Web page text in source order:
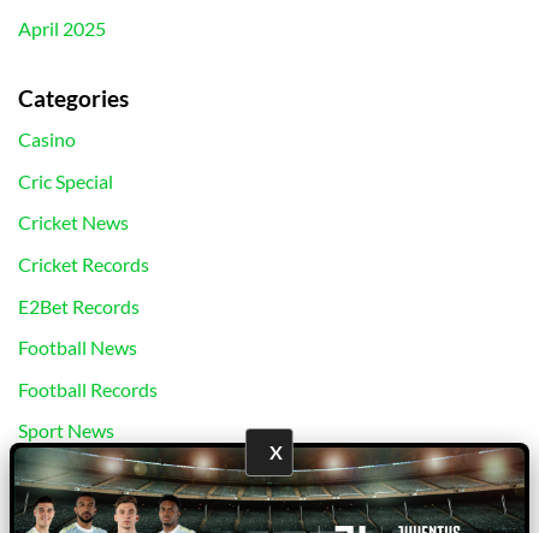
X
April 2025
Categories
Casino
Cric Special
Cricket News
Cricket Records
E2Bet Records
Football News
Football Records
Sport News
Uncategorized